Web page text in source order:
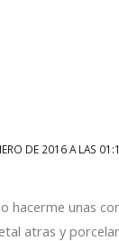
DE 2016 A LAS
hacerme unas
atras y